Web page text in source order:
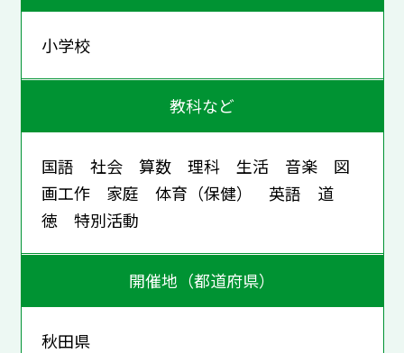
小学校
教科など
国語 社会 算数 理科 生活 音楽 図
画工作 家庭 体育（保健） 英語 道
徳 特別活動
開催地（都道府県）
秋田県